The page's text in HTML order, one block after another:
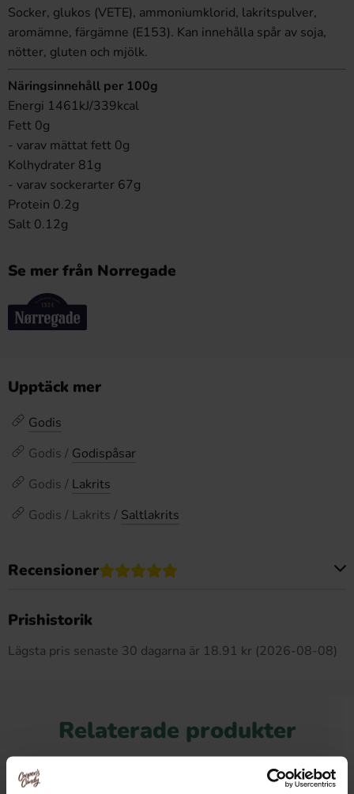
Socker, glukos (VETE), ammoniumklorid, lakritspulver,
aromämne, färgämne (E153). Kan innehålla spår av soja,
nötter, gluten och mjölk.
Näringsinnehåll per 100g
Energi 1461kJ/339kcal
Fett 0g
- varav mättat fett 0g
Kolhydrater 81g
- varav sockerarter 67g
Protein 0.2g
Salt 0.12g
Se mer från Norregade
Upptäck mer
Godis
Godis / Godispåsar
Godis / Lakrits
Godis / Lakrits / Saltlakrits
Recensioner
Prishistorik
Lägsta pris senaste 30 dagarna är 18.91 kr (2026-08-08)
Relaterade produkter